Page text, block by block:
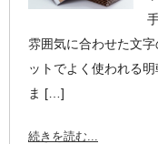
雰囲気に合わせた文
ットでよく使われる
ま […]
続きを読む